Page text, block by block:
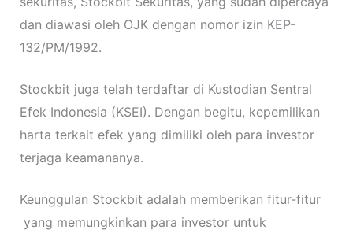
dan diawasi oleh OJK dengan nomor izin KEP-
132/PM/1992.
Stockbit juga telah terdaftar di Kustodian Sentral
Efek Indonesia (KSEI). Dengan begitu, kepemilikan
harta terkait efek yang dimiliki oleh para investor
terjaga keamananya.
Keunggulan Stockbit adalah memberikan fitur-fitur
yang memungkinkan para investor untuk